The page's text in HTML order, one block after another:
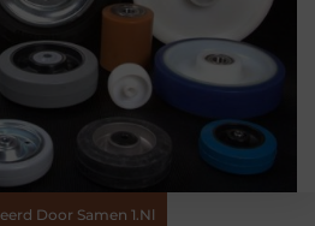
Door Samen 1.nl